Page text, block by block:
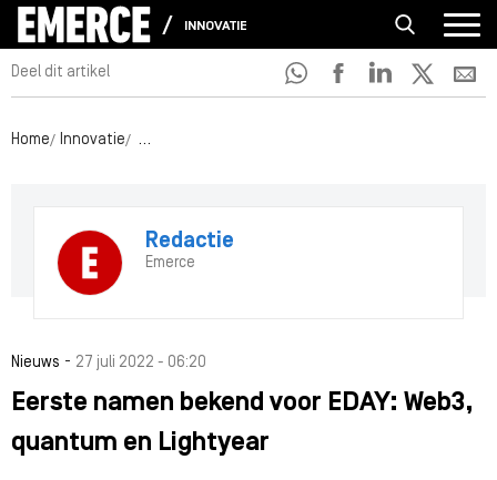
INNOVATIE
Deel dit artikel
Home Innovatie Eerste namen bekend voor EDAY: Web3, quantum
Redactie
Emerce
Nieuws - 27 juli 2022 - 06:20
Eerste namen bekend voor EDAY: Web3,
quantum en Lightyear